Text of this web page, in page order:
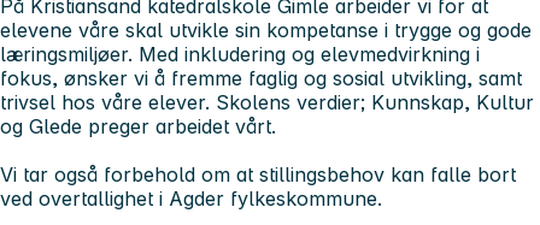
På Kristiansand katedralskole Gimle arbeider vi for at
elevene våre skal utvikle sin kompetanse i trygge og gode
læringsmiljøer. Med inkludering og elevmedvirkning i
fokus, ønsker vi å fremme faglig og sosial utvikling, samt
trivsel hos våre elever. Skolens verdier; Kunnskap, Kultur
og Glede preger arbeidet vårt.
Vi tar også forbehold om at stillingsbehov kan falle bort
ved overtallighet i Agder fylkeskommune.